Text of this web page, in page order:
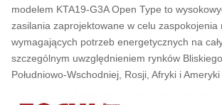
modelem KTA19-G3A Open Type to
zasilania zaprojektowane w celu zaspokojenia
wymagających potrzeb energetycznych na
szczególnym uwzględnieniem rynków
Południowo-Wschodniej, Rosji, Afryki i Ameryki